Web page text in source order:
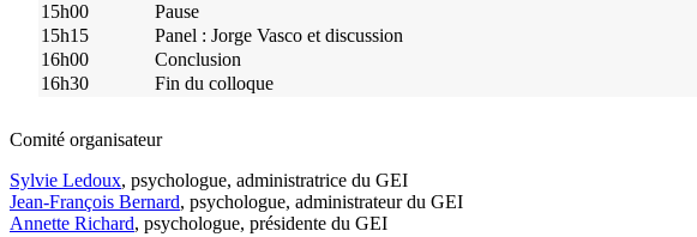
15h00
Pause
15h15
Panel : Jorge Vasco et discussion
16h00
Conclusion
16h30
Fin du colloque
Comité organisateur
Sylvie Ledoux, psychologue, administratrice du GEI
Jean-François Bernard, psychologue, administrateur du GEI
Annette Richard, psychologue, présidente du GEI